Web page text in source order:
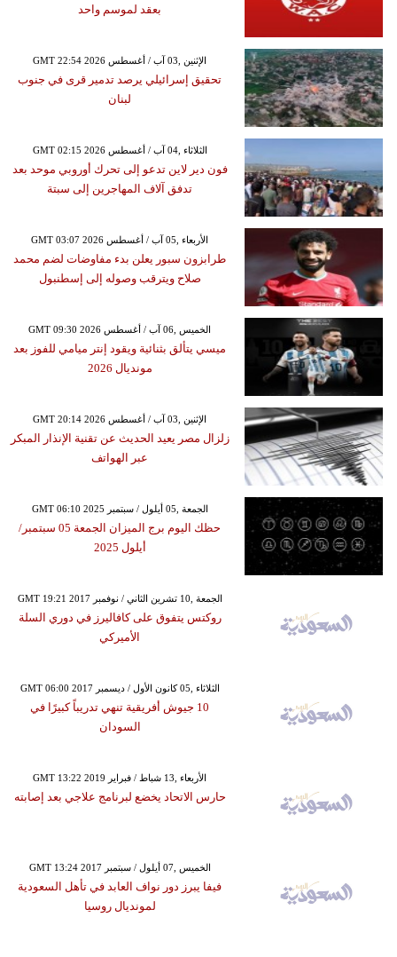
بعقد لموسم واحد
GMT 22:54 2026 الإثنين ,03 آب / أغسطس
تحقيق إسرائيلي يرصد تدمير قرى في جنوب
لبنان
GMT 02:15 2026 الثلاثاء ,04 آب / أغسطس
فون دير لاين تدعو إلى تحرك أوروبي موحد بعد
تدفق آلاف المهاجرين إلى سبتة
GMT 03:07 2026 الأربعاء ,05 آب / أغسطس
طرابزون سبور يعلن بدء مفاوضات لضم محمد
صلاح ويترقب وصوله إلى إسطنبول
GMT 09:30 2026 الخميس ,06 آب / أغسطس
ميسي يتألق بثنائية ويقود إنتر ميامي للفوز بعد
مونديال 2026
GMT 20:14 2026 الإثنين ,03 آب / أغسطس
زلزال مصر يعيد الحديث عن تقنية الإنذار المبكر
عبر الهواتف
GMT 06:10 2025 الجمعة ,05 أيلول / سبتمبر
حظك اليوم برج الميزان الجمعة 05 سبتمبر/
أيلول 2025
GMT 19:21 2017 الجمعة ,10 تشرين الثاني / نوفمبر
روكتس يتفوق على كافاليرز في دوري السلة
الأميركي
GMT 06:00 2017 الثلاثاء ,05 كانون الأول / ديسمبر
10 جيوش أفريقية تنهي تدريباً كبيرًا في
السودان
GMT 13:22 2019 الأربعاء ,13 شباط / فبراير
حارس الاتحاد يخضع لبرنامج علاجي بعد إصابته
GMT 13:24 2017 الخميس ,07 أيلول / سبتمبر
فيفا يبرز دور نواف العابد في تأهل السعودية
لمونديال روسيا